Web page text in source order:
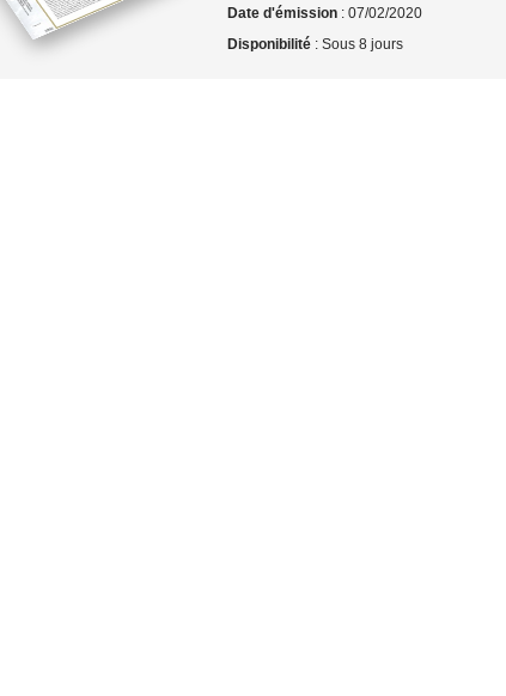
Date d'émission : 07/02/2020
Disponibilité : Sous 8 jours